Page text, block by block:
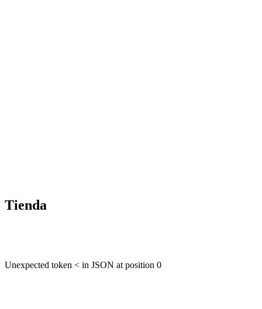
Tienda
Unexpected token < in JSON at position 0